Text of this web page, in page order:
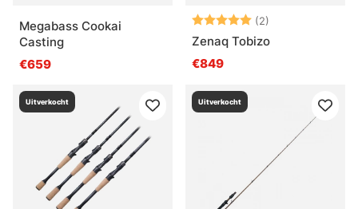
Megabass Cookai
Casting
€659
Beoordeling:
(2)
Zenaq Tobizo
€849
Uitverkocht Uitverkocht